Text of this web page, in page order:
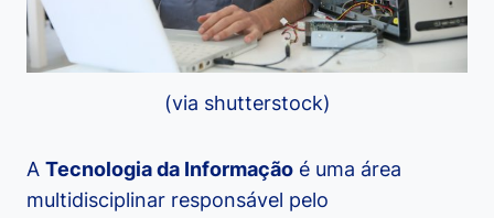
(via shutterstock)
A Tecnologia da Informação é uma área
multidisciplinar responsável pelo